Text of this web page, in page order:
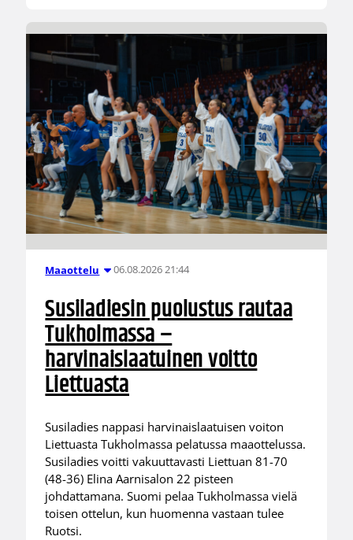
Maaottelu 06.08.2026 21:44
Susiladiesin puolustus rautaa
Tukholmassa –
harvinaislaatuinen voitto
Liettuasta
Susiladies nappasi harvinaislaatuisen voiton
Liettuasta Tukholmassa pelatussa maaottelussa.
Susiladies voitti vakuuttavasti Liettuan 81-70
(48-36) Elina Aarnisalon 22 pisteen
johdattamana. Suomi pelaa Tukholmassa vielä
toisen ottelun, kun huomenna vastaan tulee
Ruotsi.